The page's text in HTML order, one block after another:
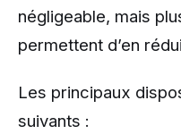
négligeable, mais
permettent d’en
Les principaux
suivants :